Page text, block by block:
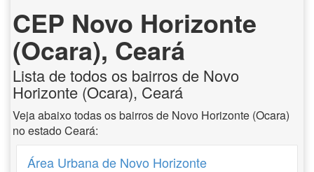
CEP Novo Horizonte
(Ocara), Ceará
Lista de todos os bairros de Novo
Horizonte (Ocara), Ceará
Veja abaixo todas os bairros de Novo Horizonte (Ocara)
no estado Ceará:
Área Urbana de Novo Horizonte